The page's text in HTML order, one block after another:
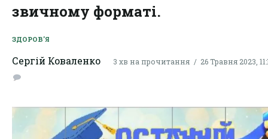
звичному форматі.
ЗДОРОВ'Я
Сергій Коваленко 3 хв на прочитання 26 Травня 2023,